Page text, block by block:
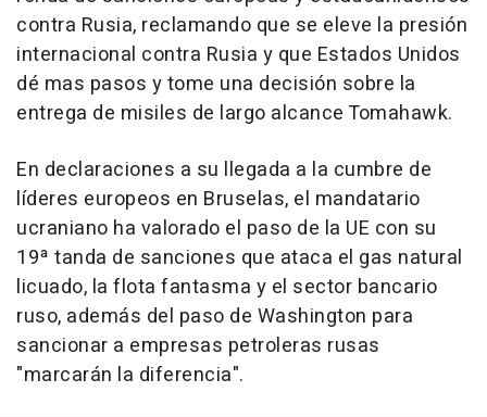
contra Rusia, reclamando que se eleve la presión
internacional contra Rusia y que Estados Unidos
dé mas pasos y tome una decisión sobre la
entrega de misiles de largo alcance Tomahawk.
En declaraciones a su llegada a la cumbre de
líderes europeos en Bruselas, el mandatario
ucraniano ha valorado el paso de la UE con su
19ª tanda de sanciones que ataca el gas natural
licuado, la flota fantasma y el sector bancario
ruso, además del paso de Washington para
sancionar a empresas petroleras rusas
"marcarán la diferencia".